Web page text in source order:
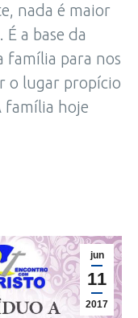
nada é maior
a base da
família para nos
o lugar propício
família hoje
jun
11
2017